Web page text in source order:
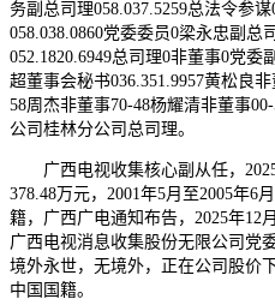
务副总司理058.037.5259总法令参
058.038.0860党委委员0梁永忠副总
052.1820.6949总司理0非董事0党委
超董事会秘书036.351.9957黄松良
58周杰非董事70-48杨耀清非董事
公司桂林分公司总司理。
广西电视收集核心副从任，2025
378.48万元，2001年5月至2005年6
籍，广西广电通知布告，2025年12
广西电视消息收集股份无限公司党
境外永世，无境外，正在公司股价
中国国籍。